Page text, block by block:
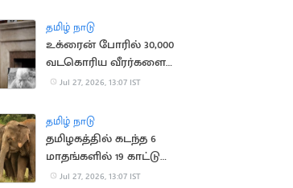
தமிழ் நாடு
உக்ரைன் போரில் 30,000
வடகொரிய வீரர்களை
களமிறக்க ரஷ்யா திட்டம்
Jul 27, 2026, 13:07 IST
தமிழ் நாடு
தமிழகத்தில் கடந்த 6
மாதங்களில் 19 காட்டு
யானைகள் உயிரிழந்த
Jul 27, 2026, 13:07 IST